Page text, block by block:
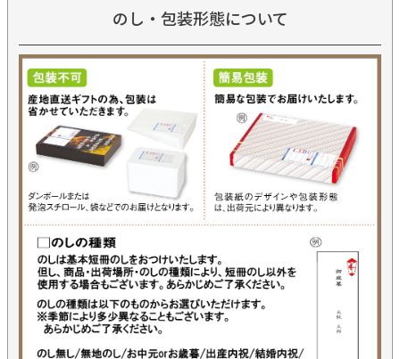
のし・包装形態について